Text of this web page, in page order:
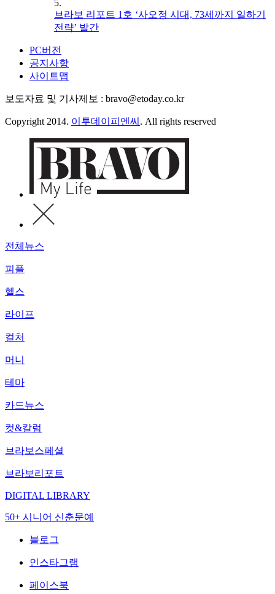
5.
브라보 리포트 1호 ‘사오정 시대, 73세까지 일하기
전략’ 발간
PC버전
공지사항
사이트맵
보도자료 및 기사제보 : bravo@etoday.co.kr
Copyright 2014. 이투데이피엔씨 . All rights reserved
전체뉴스
피플
헬스
라이프
컬처
머니
테마
카드뉴스
컷&칼럼
브라보스페셜
브라보리포트
DIGITAL LIBRARY
50+ 시니어 신춘문예
블로그
인스타그램
페이스북